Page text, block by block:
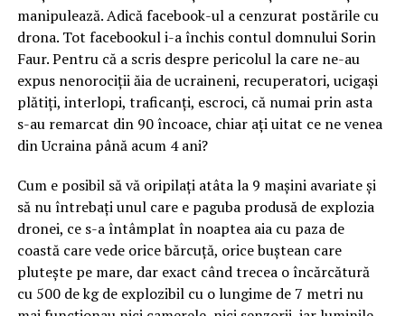
manipulează. Adică facebook-ul a cenzurat postările cu
drona. Tot facebookul i-a închis contul domnului Sorin
Faur. Pentru că a scris despre pericolul la care ne-au
expus nenorociții ăia de ucraineni, recuperatori, ucigași
plătiți, interlopi, traficanți, escroci, că numai prin asta
s-au remarcat din 90 încoace, chiar ați uitat ce ne venea
din Ucraina până acum 4 ani?
Cum e posibil să vă oripilați atâta la 9 mașini avariate și
să nu întrebați unul care e paguba produsă de explozia
dronei, ce s-a întâmplat în noaptea aia cu paza de
coastă care vede orice bărcuță, orice buștean care
plutește pe mare, dar exact când trecea o încărcătură
cu 500 de kg de explozibil cu o lungime de 7 metri nu